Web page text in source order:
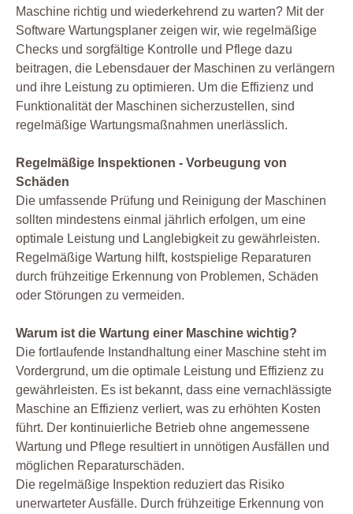
Maschine richtig und wiederkehrend zu warten? Mit der
Software Wartungsplaner zeigen wir, wie regelmäßige
Checks und sorgfältige Kontrolle und Pflege dazu
beitragen, die Lebensdauer der Maschinen zu verlängern
und ihre Leistung zu optimieren. Um die Effizienz und
Funktionalität der Maschinen sicherzustellen, sind
regelmäßige Wartungsmaßnahmen unerlässlich.
Regelmäßige Inspektionen - Vorbeugung von
Schäden
Die umfassende Prüfung und Reinigung der Maschinen
sollten mindestens einmal jährlich erfolgen, um eine
optimale Leistung und Langlebigkeit zu gewährleisten.
Regelmäßige Wartung hilft, kostspielige Reparaturen
durch frühzeitige Erkennung von Problemen, Schäden
oder Störungen zu vermeiden.
Warum ist die Wartung einer Maschine wichtig?
Die fortlaufende Instandhaltung einer Maschine steht im
Vordergrund, um die optimale Leistung und Effizienz zu
gewährleisten. Es ist bekannt, dass eine vernachlässigte
Maschine an Effizienz verliert, was zu erhöhten Kosten
führt. Der kontinuierliche Betrieb ohne angemessene
Wartung und Pflege resultiert in unnötigen Ausfällen und
möglichen Reparaturschäden.
Die regelmäßige Inspektion reduziert das Risiko
unerwarteter Ausfälle. Durch frühzeitige Erkennung von